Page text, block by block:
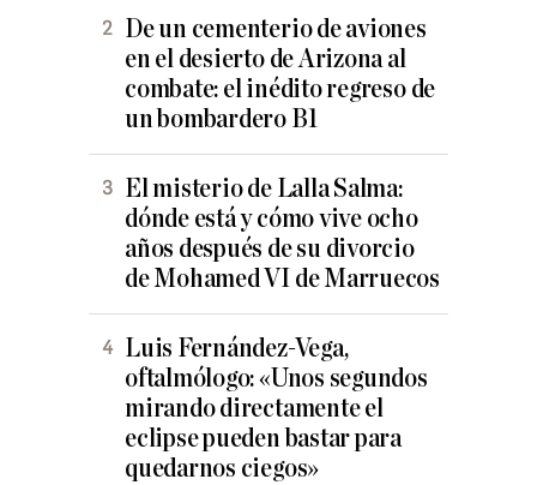
De un cementerio de aviones
en el desierto de Arizona al
combate: el inédito regreso de
un bombardero B1
El misterio de Lalla Salma:
dónde está y cómo vive ocho
años después de su divorcio
de Mohamed VI de Marruecos
Luis Fernández-Vega,
oftalmólogo: «Unos segundos
mirando directamente el
eclipse pueden bastar para
quedarnos ciegos»